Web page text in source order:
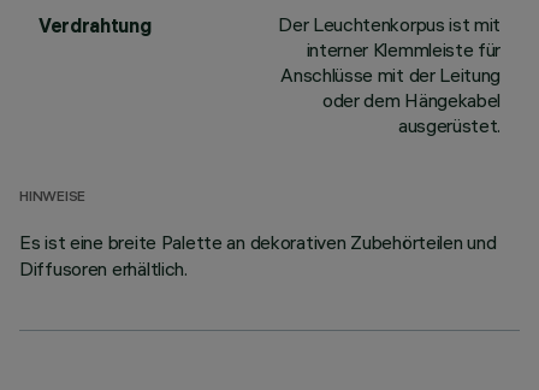
Verdrahtung
Der Leuchtenkorpus ist mit
interner Klemmleiste für
Anschlüsse mit der Leitung
oder dem Hängekabel
ausgerüstet.
HINWEISE
Es ist eine breite Palette an dekorativen Zubehörteilen und
Diffusoren erhältlich.